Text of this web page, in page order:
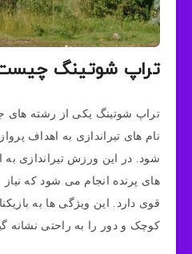
تراپ شوتینگ
تراپ شوتینگ یکی از رشته های
نام های تیراندازی به اهداف
شود. در این ورزش تیراندازی
های پرنده انجام می شود که نیاز
قوی دارد. این ویژگی ها به
کوچک و دور را به راحتی نشانه